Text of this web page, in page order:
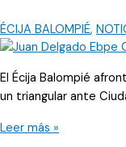
ÉCIJA BALOMPIÉ,
El Écija Balompié
un triangular ante
Los
Leer más »